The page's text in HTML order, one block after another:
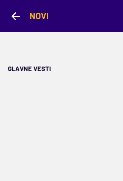
NOVI
GLAVNE VESTI